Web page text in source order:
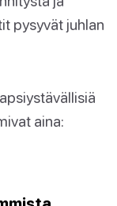
pysyvät juhlan
aina: